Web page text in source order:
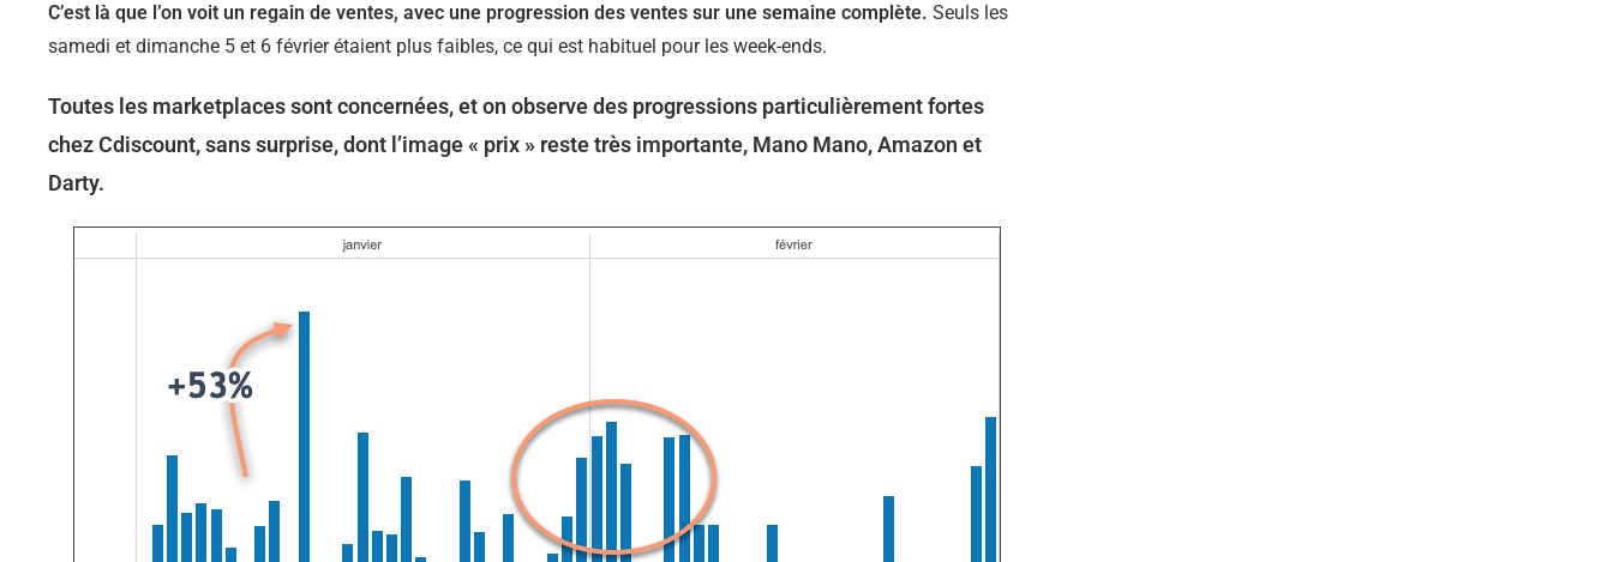
C’est là que l’on voit un regain de ventes, avec une progression des ventes sur une semaine complète. Seuls les
samedi et dimanche 5 et 6 février étaient plus faibles, ce qui est habituel pour les week-ends.
Toutes les marketplaces sont concernées, et on observe des progressions particulièrement fortes
chez Cdiscount, sans surprise, dont l’image « prix » reste très importante, Mano Mano, Amazon et
Darty.